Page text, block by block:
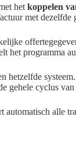
het koppelen
met
het programma
hetzelfde
gehele cyclus
automatisch alle